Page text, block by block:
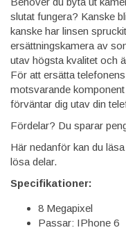
slutat fungera? Kanske
kanske har linsen
ersättningskamera av
utav högsta kvalitet och
För att ersätta
motsvarande
förväntar dig utav din
Fördelar? Du sparar
Här nedanför kan du
lösa delar.
Specifikationer:
8 Megapixel
Passar: IPhone 6